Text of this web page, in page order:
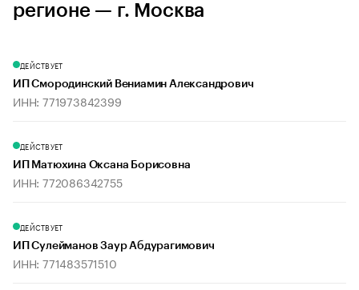
регионе — г. Москва
ДЕЙСТВУЕТ
ИП Смородинский Вениамин Александрович
ИНН: 771973842399
ДЕЙСТВУЕТ
ИП Матюхина Оксана Борисовна
ИНН: 772086342755
ДЕЙСТВУЕТ
ИП Сулейманов Заур Абдурагимович
ИНН: 771483571510